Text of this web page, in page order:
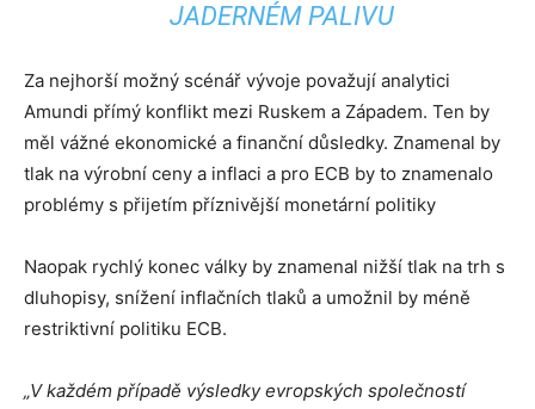
JADERNÉM PALIVU
Za nejhorší možný scénář vývoje považují analytici
Amundi přímý konflikt mezi Ruskem a Západem. Ten by
měl vážné ekonomické a finanční důsledky. Znamenal by
tlak na výrobní ceny a inflaci a pro ECB by to znamenalo
problémy s přijetím příznivější monetární politiky
Naopak rychlý konec války by znamenal nižší tlak na trh s
dluhopisy, snížení inflačních tlaků a umožnil by méně
restriktivní politiku ECB.
„V každém případě výsledky evropských společností